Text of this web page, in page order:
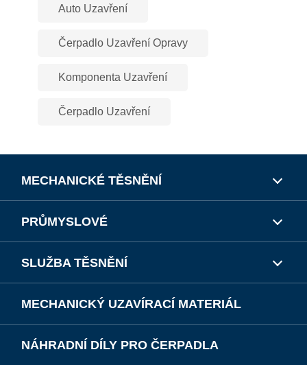
Auto Uzavření
Čerpadlo Uzavření Opravy
Komponenta Uzavření
Čerpadlo Uzavření
MECHANICKÉ TĚSNĚNÍ
PRŮMYSLOVÉ
SLUŽBA TĚSNĚNÍ
MECHANICKÝ UZAVÍRACÍ MATERIÁL
NÁHRADNÍ DÍLY PRO ČERPADLA